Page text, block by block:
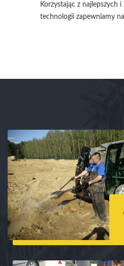
Korzystając z najlepszych
technologii zapewniamy